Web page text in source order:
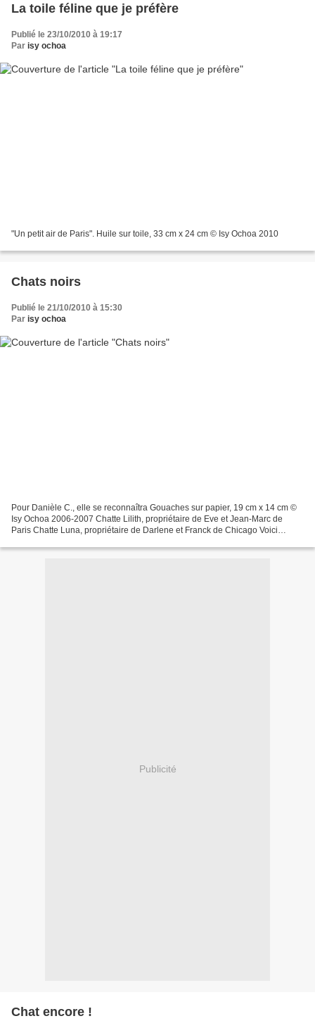
La toile féline que je préfère
Publié le 23/10/2010 à 19:17
Par isy ochoa
"Un petit air de Paris". Huile sur toile, 33 cm x 24 cm © Isy Ochoa 2010
Chats noirs
Publié le 21/10/2010 à 15:30
Par isy ochoa
Pour Danièle C., elle se reconnaîtra Gouaches sur papier, 19 cm x 14 cm ©
Isy Ochoa 2006-2007 Chatte Lilith, propriétaire de Eve et Jean-Marc de
Paris Chatte Luna, propriétaire de Darlene et Franck de Chicago Voici
Publicité
Chat encore !